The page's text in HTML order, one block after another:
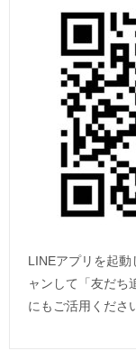
LINEアプリを起
ャンして「友だち
にもご活用くださ